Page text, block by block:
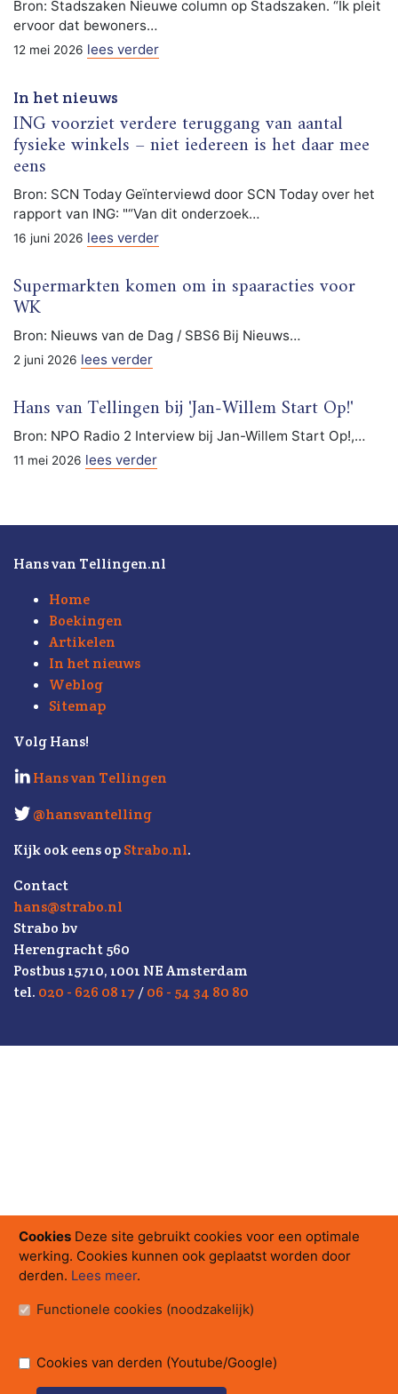
Bron: Stadszaken Nieuwe column op Stadszaken. “Ik pleit
ervoor dat bewoners…
12 mei 2026 lees verder
In het nieuws
ING voorziet verdere teruggang van aantal
fysieke winkels – niet iedereen is het daar mee
eens
Bron: SCN Today Geïnterviewd door SCN Today over het
rapport van ING: "“Van dit onderzoek…
16 juni 2026 lees verder
Supermarkten komen om in spaaracties voor
WK
Bron: Nieuws van de Dag / SBS6 Bij Nieuws…
2 juni 2026 lees verder
Hans van Tellingen bij 'Jan-Willem Start Op!'
Bron: NPO Radio 2 Interview bij Jan-Willem Start Op!,…
11 mei 2026 lees verder
Hans van Tellingen.nl
Home
Boekingen
Artikelen
In het nieuws
Weblog
Sitemap
Volg Hans!
Hans van Tellingen
@hansvantelling
Kijk ook eens opStrabo.nl.
Contact
hans@strabo.nl
Strabo bv
Herengracht 560
Postbus 15710, 1001 NE Amsterdam
tel. 020 - 626 08 17 /06 - 54 34 80 80
Cookies Deze site gebruikt cookies voor een optimale
werking. Cookies kunnen ook geplaatst worden door
derden. Lees meer.
Functionele cookies (noodzakelijk)
Cookies van derden (Youtube/Google)